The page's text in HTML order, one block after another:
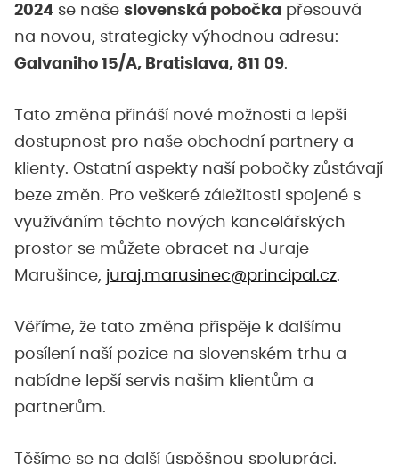
2024 se naše slovenská pobočka přesouvá
na novou, strategicky výhodnou adresu:
Galvaniho 15/A, Bratislava, 811 09.
Tato změna přináší nové možnosti a lepší
dostupnost pro naše obchodní partnery a
klienty. Ostatní aspekty naší pobočky zůstávají
beze změn. Pro veškeré záležitosti spojené s
využíváním těchto nových kancelářských
prostor se můžete obracet na Juraje
Marušince, juraj.marusinec@principal.cz.
Věříme, že tato změna přispěje k dalšímu
posílení naší pozice na slovenském trhu a
nabídne lepší servis našim klientům a
partnerům.
Těšíme se na další úspěšnou spolupráci.